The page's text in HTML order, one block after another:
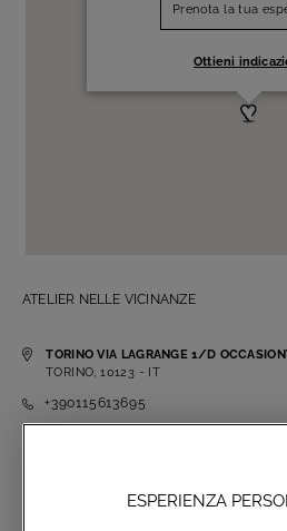
Prenota la tua
Ottieni
ATELIER NELLE VICINANZE
TORINO VIA LAGRANGE 1/D
TORINO, 10123 - IT
+390115613695
ESPERIENZA